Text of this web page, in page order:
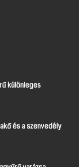
különleges
és a szenvedély